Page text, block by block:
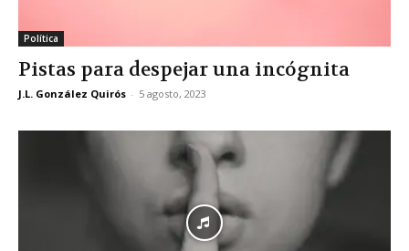
Política
Pistas para despejar una incógnita
J.L. González Quirós - 5 agosto, 2023